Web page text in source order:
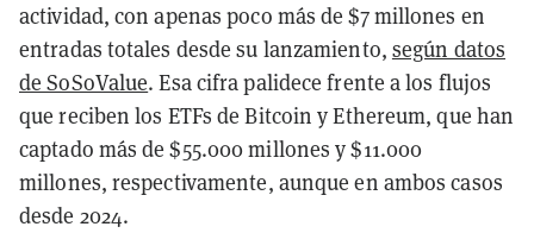
actividad, con apenas poco más de $7 millones en
entradas totales desde su lanzamiento, según datos
de SoSoValue. Esa cifra palidece frente a los flujos
que reciben los ETFs de Bitcoin y Ethereum, que han
captado más de $55.000 millones y $11.000
millones, respectivamente, aunque en ambos casos
desde 2024.